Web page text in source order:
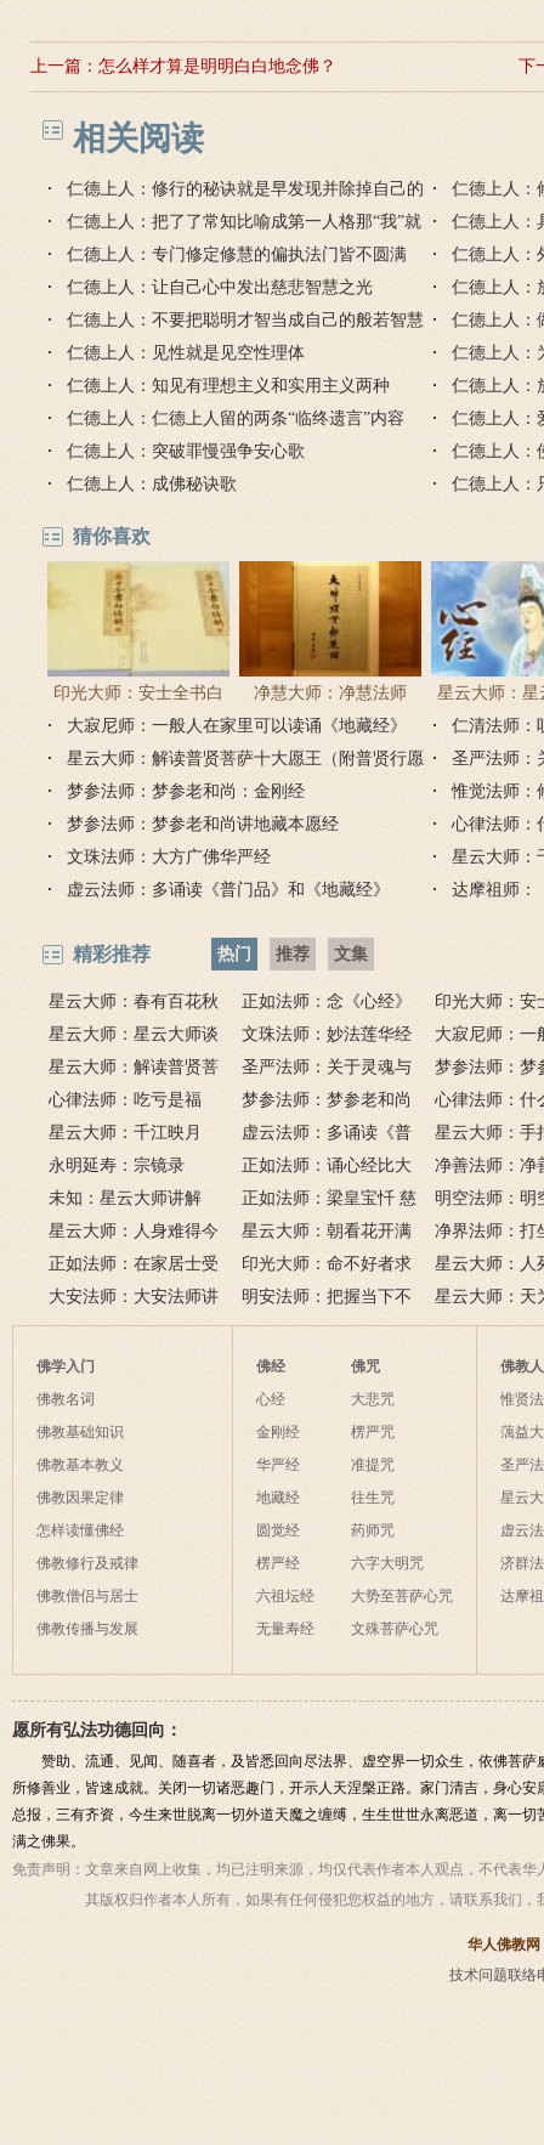
上一篇： 怎么样才算是明明白白地念佛？ 下
相关阅读
仁德上人：修行的秘诀就是早发现并除掉自己的
习气毛病
仁德上人：
的缺点错误
仁德上人：把了了常知比喻成第一人格那“我”就
是第二人格
仁德上人：
戒定慧
仁德上人：专门修定修慧的偏执法门皆不圆满
仁德上人：
仁德上人：让自己心中发出慈悲智慧之光
仁德上人：
仁德上人：不要把聪明才智当成自己的般若智慧
仁德上人：
的智慧心
仁德上人：见性就是见空性理体
仁德上人：
己的自由心
仁德上人：知见有理想主义和实用主义两种
仁德上人：
仁德上人：仁德上人留的两条“临终遗言”内容
仁德上人：
烦恼？
仁德上人：突破罪慢强争安心歌
仁德上人：
仁德上人：成佛秘诀歌
仁德上人：
猜你喜欢
印光大师：安士全书白
话解
净慧大师：净慧法师
《楞严经》浅译
星云大师：星
《心经
大寂尼师：一般人在家里可以读诵《地藏经》
吗？
仁清法师：
星云大师：解读普贤菩萨十大愿王（附普贤行愿
品全文）
圣严法师：
梦参法师：梦参老和尚：金刚经
惟觉法师：
梦参法师：梦参老和尚讲地藏本愿经
心律法师：
文珠法师：大方广佛华严经
星云大师：
虚云法师：多诵读《普门品》和《地藏经》
达摩祖师：
精彩推荐 热门 推荐 文集
星云大师：春有百花秋
有月，夏有凉风冬有雪；
若无闲事挂心头，便是人
间好时节。
正如法师：念《心经》
比《大悲咒》更好吗？
印光大师：安
话解
星云大师：星云大师谈
《心经》
文珠法师：妙法莲华经
大寂尼师：一
里可以读诵《
吗？
星云大师：解读普贤菩
萨十大愿王（附普贤行愿
品全文）
圣严法师：关于灵魂与
鬼的终极真相
梦参法师：梦
尚：金刚经
心律法师：吃亏是福
梦参法师：梦参老和尚
讲地藏本愿经
心律法师：什
有缘？
星云大师：千江映月
虚云法师：多诵读《普
门品》和《地藏经》
星云大师：手
满田，低头便
六根清净方为
来是向前。
永明延寿：宗镜录
正如法师：诵心经比大
悲咒功德大吗
净善法师：净
看风水与算命
运？
未知：星云大师讲解
正如法师：梁皇宝忏 慈
悲道场
明空法师：明
《心经》中的
星云大师：人身难得今
已得，佛法难闻今已闻；
此身不向今生度，更向何
生度此身？
星云大师：朝看花开满
树红，暮看花落树还空；
若将花比人间事，花与人
间事一同。
净界法师：打
该怎么念佛？
正如法师：在家居士受
五戒可以搭缦衣吗？
印光大师：命不好者求
美好姻缘，有个简单方
法
星云大师：人
是怎样的？
大安法师：大安法师讲
解
明安法师：把握当下不
后悔
星云大师：天
为毡，日月星
夜间不敢长伸
破海底天。
佛学入门
佛教名词
佛教基础知识
佛教基本教义
佛教因果定律
怎样读懂佛经
佛教修行及戒律
佛教僧侣与居士
佛教传播与发展
佛经
心经
金刚经
华严经
地藏经
圆觉经
楞严经
六祖坛经
无量寿经
佛咒
大悲咒
楞严咒
准提咒
往生咒
药师咒
六字大明咒
大势至菩萨心咒
文殊菩萨心咒
佛教
惟贤
蕅益
圣严
星云
虚云
济群
达摩
愿所有弘法功德回向：
赞助、流通、见闻、随喜者，及皆悉回向尽法界、虚空界一切众生，依佛菩
所修善业，皆速成就。关闭一切诸恶趣门，开示人天涅槃正路。家门清吉，身心
总报，三有齐资，今生来世脱离一切外道天魔之缠缚，生生世世永离恶道，离一
满之佛果。
免责声明： 文章来自网上收集，均已注明来源，均仅代表作者本人观点，不代表
其版权归作者本人所有，如果有任何侵犯您权益的地方，请联系我们，
华人佛教网
技术问题联络